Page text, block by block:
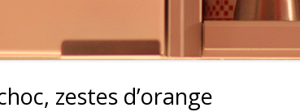
zestes d’orange